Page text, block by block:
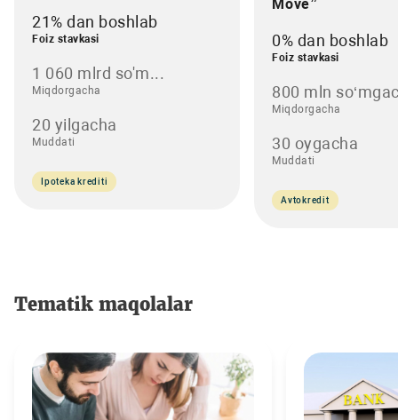
21% dan boshlab
Foiz stavkasi
1 060 mlrd so'm...
Miqdorgacha
20 yilgacha
Muddati
Ipoteka krediti
Move”
0% dan boshlab
Foiz stavkasi
800 mln
Miqdorgacha
30 oygacha
Muddati
Avtokredit
Tematik maqolalar